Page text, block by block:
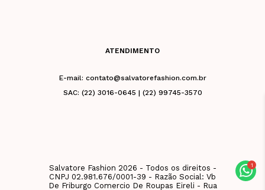
ATENDIMENTO
E-mail: contato@salvatorefashion.com.br
SAC: (22) 3016-0645 | (22) 99745-3570
Salvatore Fashion 2026 - Todos os direitos -
CNPJ 02.981.676/0001-39 - Razão Social: Vb
De Friburgo Comercio De Roupas Eireli - Rua